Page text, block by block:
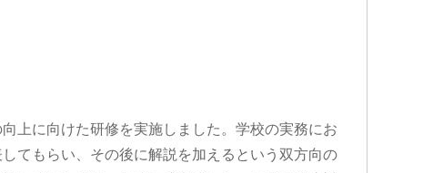
上に向けた研修を実施しました。学校の実務にお
てもらい、その後に解説を加えるという双方向の